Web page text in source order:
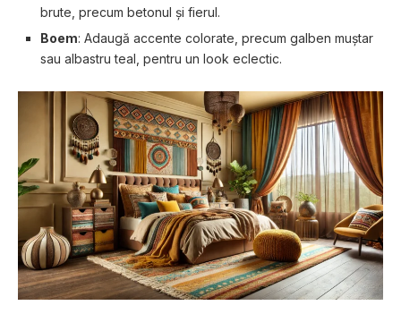
brute, precum betonul și fierul.
Boem: Adaugă accente colorate, precum galben muștar
sau albastru teal, pentru un look eclectic.